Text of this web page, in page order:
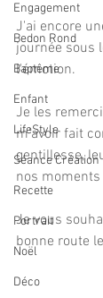
Engagement
Bedon Rond
Baptême
Enfant
LifeStyle
Séance Création
Recette
Portrait
Noël
Déco
J'ai encore
journée sous
l'émotion.
Je les
m'avoir fait
gentillesse,
nos
Je vous
bonne route